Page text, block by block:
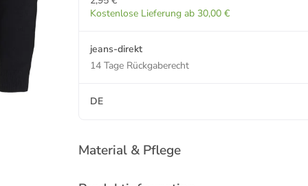
Kostenlose Lieferung ab 30,00 €
jeans-direkt
14 Tage Rückgaberecht
DE
Material & Pflege